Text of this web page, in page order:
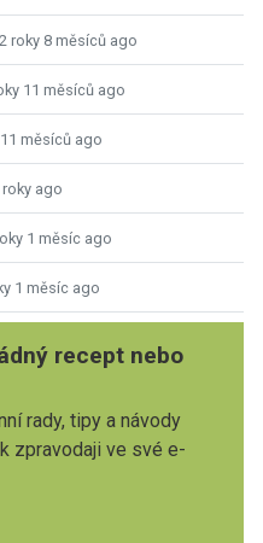
2 roky 8 měsíců ago
11 měsíců ago
měsíců ago
roky ago
1 měsíc ago
1 měsíc ago
recept nebo
rady, tipy a návody
zpravodaji ve své e-